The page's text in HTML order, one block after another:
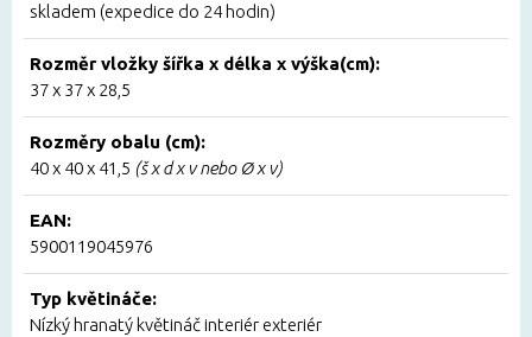
skladem (expedice do 24 hodin)
Rozměr vložky šířka x délka x výška(cm):
37 x 37 x 28,5
Rozměry obalu (cm):
40 x 40 x 41,5 (š x d x v nebo Ø x v)
EAN:
5900119045976
Typ květináče:
Nízký hranatý květináč interiér exteriér